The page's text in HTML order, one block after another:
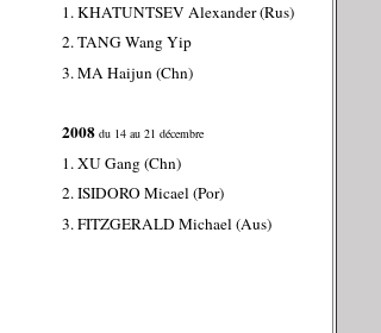
1. KHATUNTSEV Alexander (Rus)
2. TANG Wang Yip
3. MA Haijun (Chn)
2008 du 14 au 21 décembre
1. XU Gang (Chn)
2. ISIDORO Micael (Por)
3. FITZGERALD Michael (Aus)